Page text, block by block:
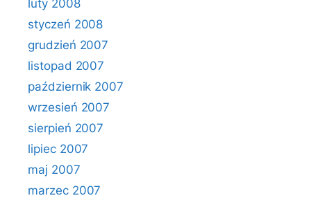
luty 2008
styczeń 2008
grudzień 2007
listopad 2007
październik 2007
wrzesień 2007
sierpień 2007
lipiec 2007
maj 2007
marzec 2007